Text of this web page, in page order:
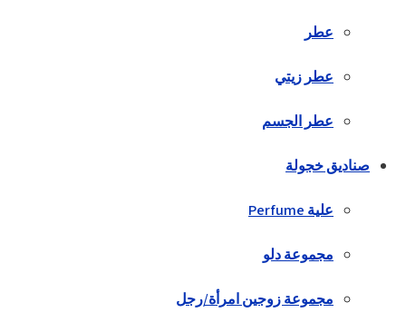
عطر
عطر زيتي
عطر الجسم
صناديق خجولة
علية Perfume
مجموعة دلو
مجموعة زوجين امرأة/رجل